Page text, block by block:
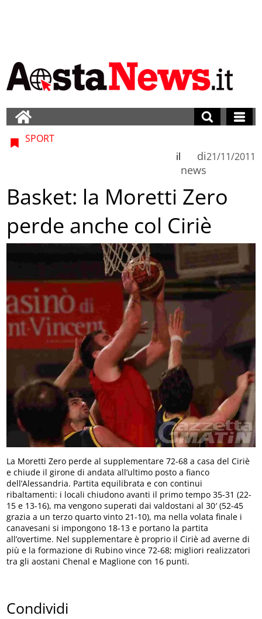
SPORT
di
news
il 21/11/2011
Basket: la Moretti Zero
perde anche col Ciriè
La Moretti Zero perde al supplementare 72-68 a casa del Ciriè
e chiude il girone di andata all’ultimo posto a fianco
dell’Alessandria. Partita equilibrata e con continui
ribaltamenti: i locali chiudono avanti il primo tempo 35-31 (22-
15 e 13-16), ma vengono superati dai valdostani al 30′ (52-45
grazia a un terzo quarto vinto 21-10), ma nella volata finale i
canavesani si impongono 18-13 e portano la partita
all’overtime. Nel supplementare è proprio il Ciriè ad averne di
più e la formazione di Rubino vince 72-68; migliori realizzatori
tra gli aostani Chenal e Maglione con 16 punti.
Condividi